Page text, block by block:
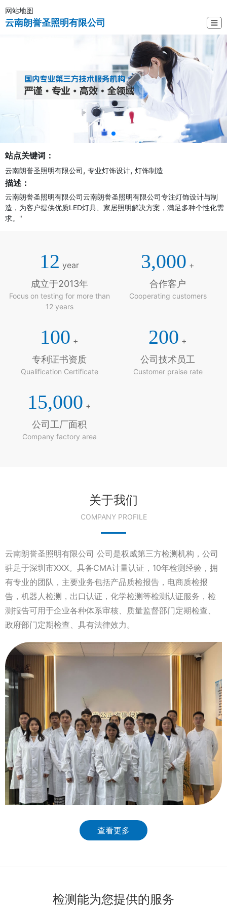
网站地图
云南朗誉圣照明有限公司 ☰
站点关键词：
云南朗誉圣照明有限公司, 专业灯饰设计, 灯饰制造
描述：
云南朗誉圣照明有限公司云南朗誉圣照明有限公司专注灯饰设计与制
造，为客户提供优质LED灯具、家居照明解决方案，满足多种个性化需
求。"
12 year
成立于2013年
Focus on testing for more than
12 years
3,000 +
合作客户
Cooperating customers
100 +
专利证书资质
Qualification Certificate
200 +
公司技术员工
Customer praise rate
15,000 +
公司工厂面积
Company factory area
关于我们
COMPANY PROFILE
云南朗誉圣照明有限公司 公司是权威第三方检测机构，公司
驻足于深圳市XXX。具备CMA计量认证，10年检测经验，拥
有专业的团队，主要业务包括产品质检报告，电商质检报
告，机器人检测，出口认证，化学检测等检测认证服务，检
测报告可用于企业各种体系审核、质量监督部门定期检查、
政府部门定期检查、具有法律效力。
查看更多
检测能为您提供的服务